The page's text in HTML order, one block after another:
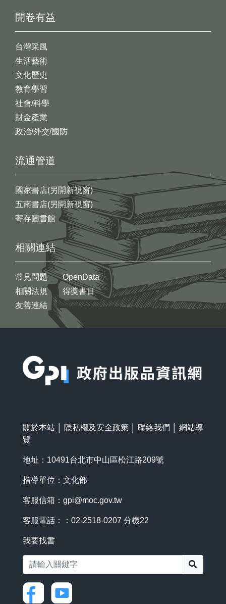
開卷有益
台灣采風
生活藝術
文化歷史
教育學習
社會/科學
財金產業
政治/外交/國防
流通管道
國家書店(另開新視窗)
五南書店(另開新視窗)
寄存圖書館
相關連結
常見問題
相關法規
友善連結
OpenData
得獎書目
關於本站 隱私權及安全政策 聯絡我們
網站導
覽
地址：10491台北市中山區松江路209號
指導單位：文化部
客服信箱： gpi@moc.gov.tw
客服電話：：02-2518-0207 分機22
我要找書